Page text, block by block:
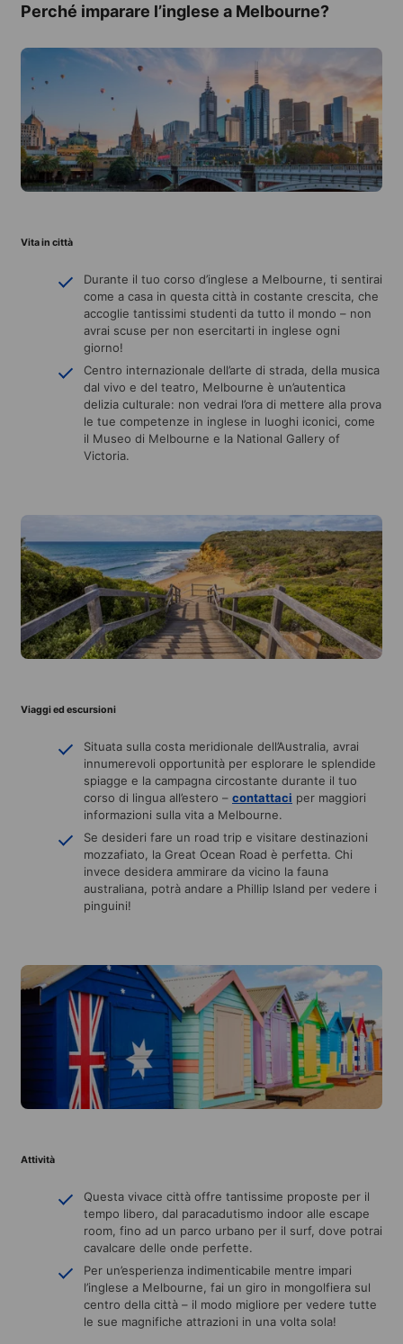
Perché imparare l’inglese a Melbourne?
Vita in città
Durante il tuo corso d’inglese a Melbourne, ti sentirai
come a casa in questa città in costante crescita, che
accoglie tantissimi studenti da tutto il mondo – non
avrai scuse per non esercitarti in inglese ogni
giorno!
Centro internazionale dell’arte di strada, della musica
dal vivo e del teatro, Melbourne è un’autentica
delizia culturale: non vedrai l’ora di mettere alla prova
le tue competenze in inglese in luoghi iconici, come
il Museo di Melbourne e la National Gallery of
Victoria.
Viaggi ed escursioni
Situata sulla costa meridionale dell’Australia, avrai
innumerevoli opportunità per esplorare le splendide
spiagge e la campagna circostante durante il tuo
corso di lingua all’estero – contattaci per maggiori
informazioni sulla vita a Melbourne.
Se desideri fare un road trip e visitare destinazioni
mozzafiato, la Great Ocean Road è perfetta. Chi
invece desidera ammirare da vicino la fauna
australiana, potrà andare a Phillip Island per vedere i
pinguini!
Attività
Questa vivace città offre tantissime proposte per il
tempo libero, dal paracadutismo indoor alle escape
room, fino ad un parco urbano per il surf, dove potrai
cavalcare delle onde perfette.
Per un’esperienza indimenticabile mentre impari
l’inglese a Melbourne, fai un giro in mongolfiera sul
centro della città – il modo migliore per vedere tutte
le sue magnifiche attrazioni in una volta sola!